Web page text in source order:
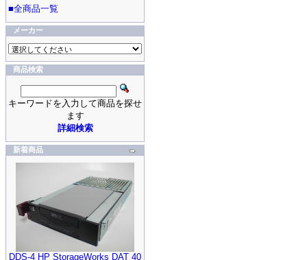
■全商品一覧
メーカー
商品検索
キーワードを入力して商品を探せ
ます
詳細検索
新着商品
DDS-4 HP StorageWorks DAT 40